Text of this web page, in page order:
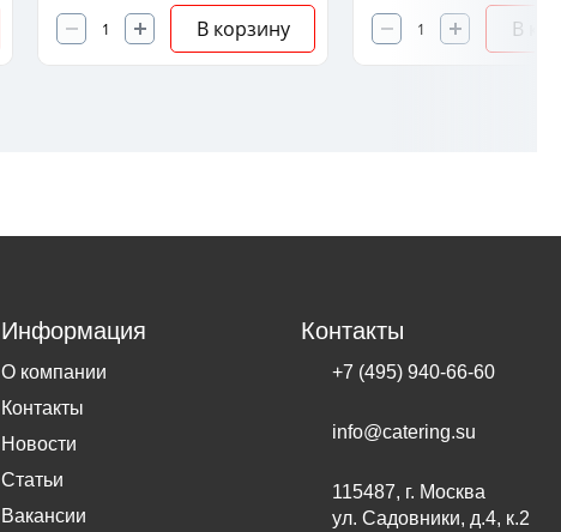
В корзину В
Информация
О компании
Контакты
Новости
Статьи
Вакансии
Контакты
+7 (495) 940-66-60
info@catering.su
115487, г. Москва
ул. Садовники, д.4, к.2